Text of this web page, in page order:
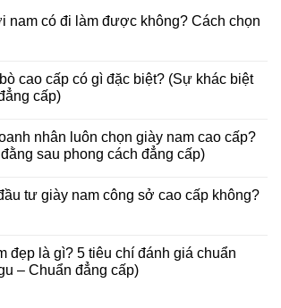
nam có đi làm được không? Cách chọn
cao cấp có gì đặc biệt? (Sự khác biệt
cấp)
nhân luôn chọn giày nam cao cấp?
sau phong cách đẳng cấp)
tư giày nam công sở cao cấp không?
đẹp là gì? 5 tiêu chí đánh giá chuẩn
– Chuẩn đẳng cấp)